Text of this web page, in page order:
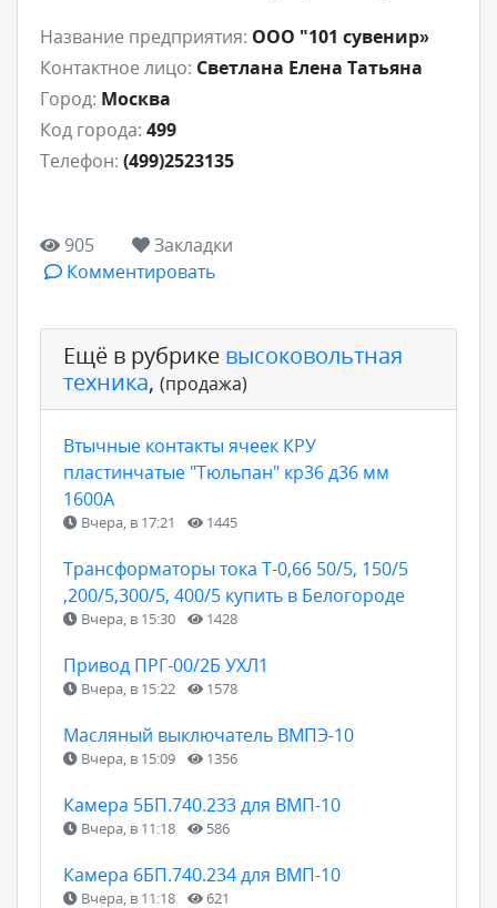
Название предприятия: ООО "101 сувенир»
Контактное лицо: Светлана Елена Татьяна
Город: Москва
Код города: 499
Телефон: (499)2523135
905
Закладки
Комментировать
Ещё в рубрике высоковольтная
техника, (продажа)
Втычные контакты ячеек КРУ
пластинчатые "Тюльпан" кр36 д36 мм
1600А
Вчера, в 17:21 1445
Трансформаторы тока Т-0,66 50/5, 150/5
,200/5,300/5, 400/5 купить в Белогороде
Вчера, в 15:30 1428
Привод ПРГ-00/2Б УХЛ1
Вчера, в 15:22 1578
Масляный выключатель ВМПЭ-10
Вчера, в 15:09 1356
Камера 5БП.740.233 для ВМП-10
Вчера, в 11:18 586
Камера 6БП.740.234 для ВМП-10
Вчера, в 11:18 621